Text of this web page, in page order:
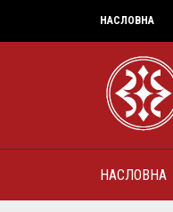
НАСЛОВНА
НАСЛОВНА